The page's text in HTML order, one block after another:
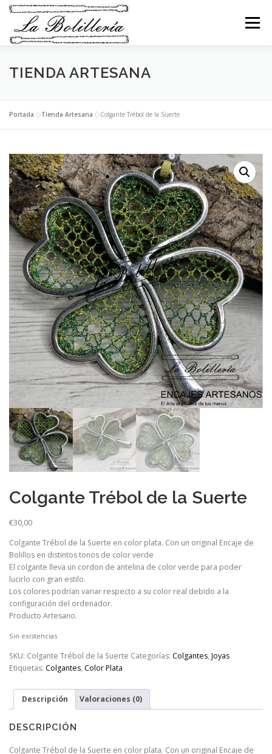
Saltar
contenido
Menú
INICIO ABANICOS BEBÉS
COLLARES PENDIENTES BROCHES
PULSERAS ANILLOS LLAVEROS RELIGIOSO
NAVIDAD MI CESTA
TIENDA ARTESANA
Portada »Tienda Artesana »Colgante Trébol de la Suerte
Colgante Trébol de la Suerte
€30,00
Colgante Trébol de la Suerte en color plata. Con un original Encaje de
Bolillos en distintos tonos de color verde
El colgante lleva un cordon de antelina de color verde para poder
lucirlo con gran estilo.
Los colores podrían variar respecto a su color real debido a la
configuración del ordenador.
Producto Artesano.
Sin existencias
SKU: Colgante Trébol de la Suerte Categorías: Colgantes, Joyas
Etiquetas: Colgantes, Color Plata
Descripción Valoraciones (0)
DESCRIPCIÓN
Colgante Trébol de la Suerte en color plata. Con un original Encaje de